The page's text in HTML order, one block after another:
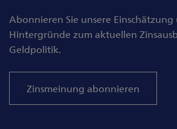
Abonnieren Sie unsere Einschätzung
Hintergründe zum aktuellen
Geldpolitik.
Zinsmeinung abonnieren